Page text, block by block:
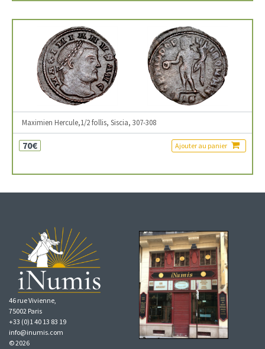
Maximien Hercule,1/2 follis, Siscia, 307-308
70€ Ajouter au panier
46 rue Vivienne,
75002 Paris
+33 (0)1 40 13 83 19
info@inumis.com
© 2026